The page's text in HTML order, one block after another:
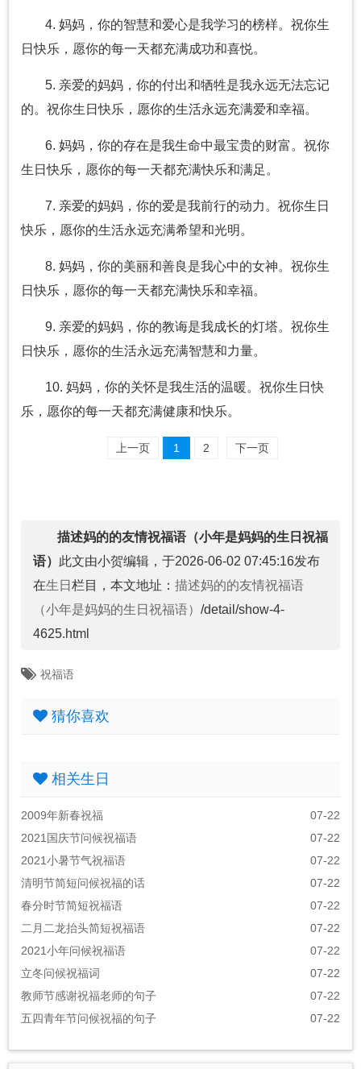
4. 妈妈，你的智慧和爱心是我学习的榜样。祝你生
日快乐，愿你的每一天都充满成功和喜悦。
5. 亲爱的妈妈，你的付出和牺牲是我永远无法忘记
的。祝你生日快乐，愿你的生活永远充满爱和幸福。
6. 妈妈，你的存在是我生命中最宝贵的财富。祝你
生日快乐，愿你的每一天都充满快乐和满足。
7. 亲爱的妈妈，你的爱是我前行的动力。祝你生日
快乐，愿你的生活永远充满希望和光明。
8. 妈妈，你的美丽和善良是我心中的女神。祝你生
日快乐，愿你的每一天都充满快乐和幸福。
9. 亲爱的妈妈，你的教诲是我成长的灯塔。祝你生
日快乐，愿你的生活永远充满智慧和力量。
10. 妈妈，你的关怀是我生活的温暖。祝你生日快
乐，愿你的每一天都充满健康和快乐。
上一页 1 2 下一页
描述妈的的友情祝福语（小年是妈妈的生日祝福
语） 此文由小贺编辑，于2026-06-02 07:45:16发布
在生日 栏目，本文地址： 描述妈的的友情祝福语
（小年是妈妈的生日祝福语） /detail/show-4-
4625.html
祝福语
猜你喜欢
相关生日
2009年新春祝福
07-22
2021国庆节问候祝福语
07-22
2021小暑节气祝福语
07-22
清明节简短问候祝福的话
07-22
春分时节简短祝福语
07-22
二月二龙抬头简短祝福语
07-22
2021小年问候祝福语
07-22
立冬问候祝福词
07-22
教师节感谢祝福老师的句子
07-22
五四青年节问候祝福的句子
07-22